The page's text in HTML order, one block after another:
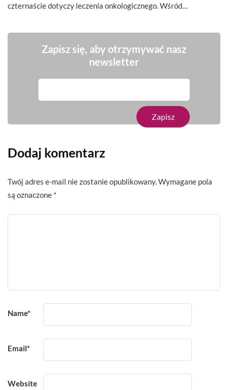
czternaście dotyczy leczenia onkologicznego. Wśród…
Zapisz się, aby otrzymywać nasz
newsletter
Dodaj komentarz
Twój adres e-mail nie zostanie opublikowany. Wymagane pola
są oznaczone *
Name*
Email*
Website